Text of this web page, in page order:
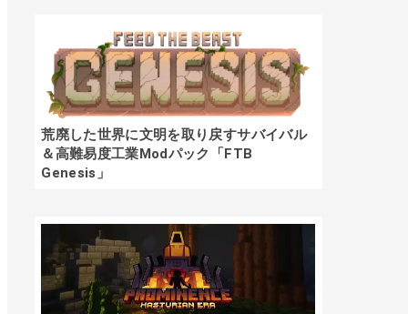
荒廃した世界に文明を取り戻すサバイバル
＆高難易度工業Modパック「FTB
Genesis」